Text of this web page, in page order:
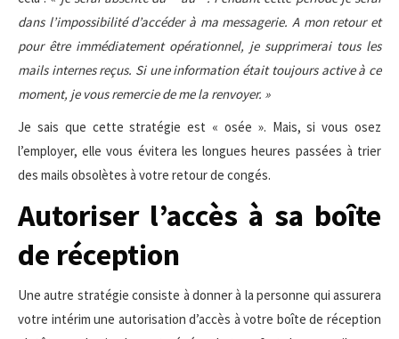
dans l’impossibilité d’accéder à ma messagerie. A mon retour et
pour être immédiatement opérationnel, je supprimerai tous les
mails internes reçus. Si une information était toujours active à ce
moment, je vous remercie de me la renvoyer. »
Je sais que cette stratégie est « osée ». Mais, si vous osez
l’employer, elle vous évitera les longues heures passées à trier
des mails obsolètes à votre retour de congés.
Autoriser l’accès à sa boîte
de réception
Une autre stratégie consiste à donner à la personne qui assurera
votre intérim une autorisation d’accès à votre boîte de réception